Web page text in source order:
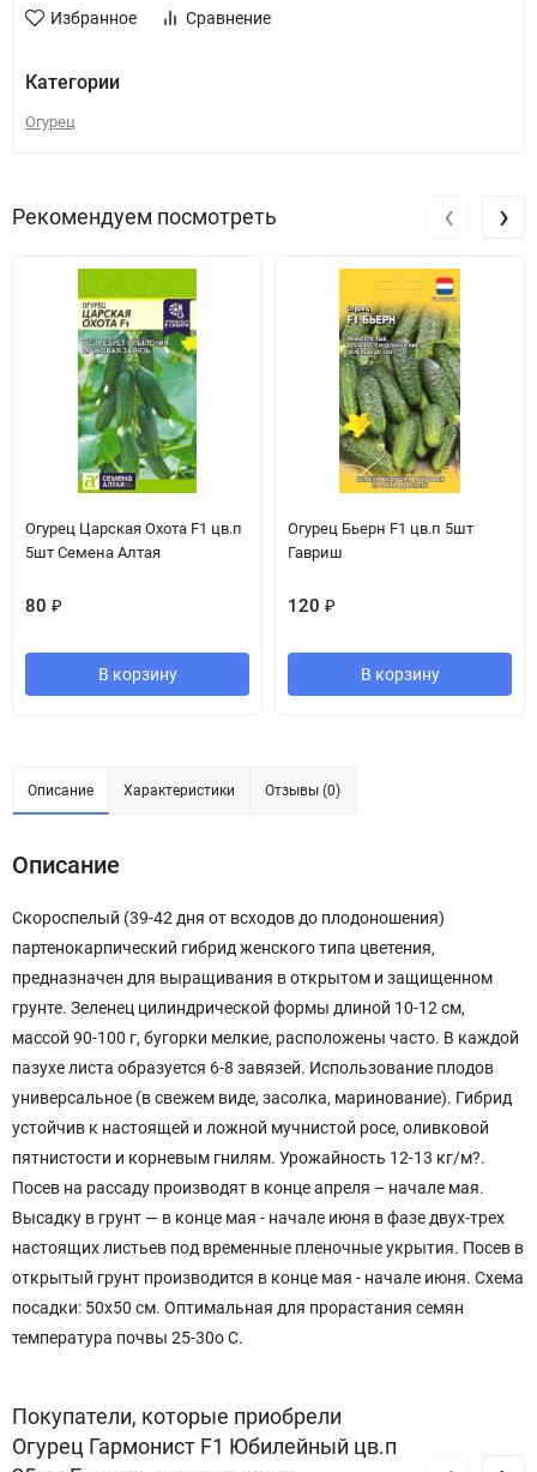
Избранное Сравнение
Категории
Огурец
Рекомендуем посмотреть
Огурец Царская Охота F1 цв.п
5шт Семена Алтая
80 ₽
В корзину
Огурец Бьерн F1 цв.п 5шт
Гавриш
120 ₽
В корзину
‹ ›
Описание Характеристики Отзывы (0)
Описание
Скороспелый (39-42 дня от всходов до плодоношения)
партенокарпический гибрид женского типа цветения,
предназначен для выращивания в открытом и защищенном
грунте. Зеленец цилиндрической формы длиной 10-12 см,
массой 90-100 г, бугорки мелкие, расположены часто. В каждой
пазухе листа образуется 6-8 завязей. Использование плодов
универсальное (в свежем виде, засолка, маринование). Гибрид
устойчив к настоящей и ложной мучнистой росе, оливковой
пятнистости и корневым гнилям. Урожайность 12-13 кг/м?.
Посев на рассаду производят в конце апреля – начале мая.
Высадку в грунт — в конце мая - начале июня в фазе двух-трех
настоящих листьев под временные пленочные укрытия. Посев в
открытый грунт производится в конце мая - начале июня. Схема
посадки: 50х50 см. Оптимальная для прорастания семян
температура почвы 25-30о С.
Покупатели, которые приобрели
Огурец Гармонист F1 Юбилейный цв.п